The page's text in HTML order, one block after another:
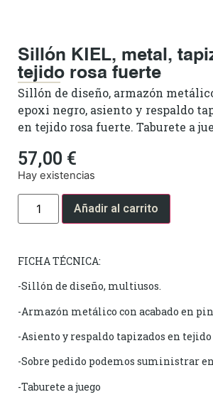
Sillón KIEL, metal,
tejido rosa fuerte
Sillón de diseño, armazón
epoxi negro, asiento y respaldo
en tejido rosa fuerte. Taburete a
57,00 €
Hay existencias
Añadir al carrito
FICHA TÉCNICA:
-Sillón de diseño, multiusos.
-Armazón metálico con acabado en
-Asiento y respaldo tapizados en
-Sobre pedido podemos suministrar
-Taburete a juego